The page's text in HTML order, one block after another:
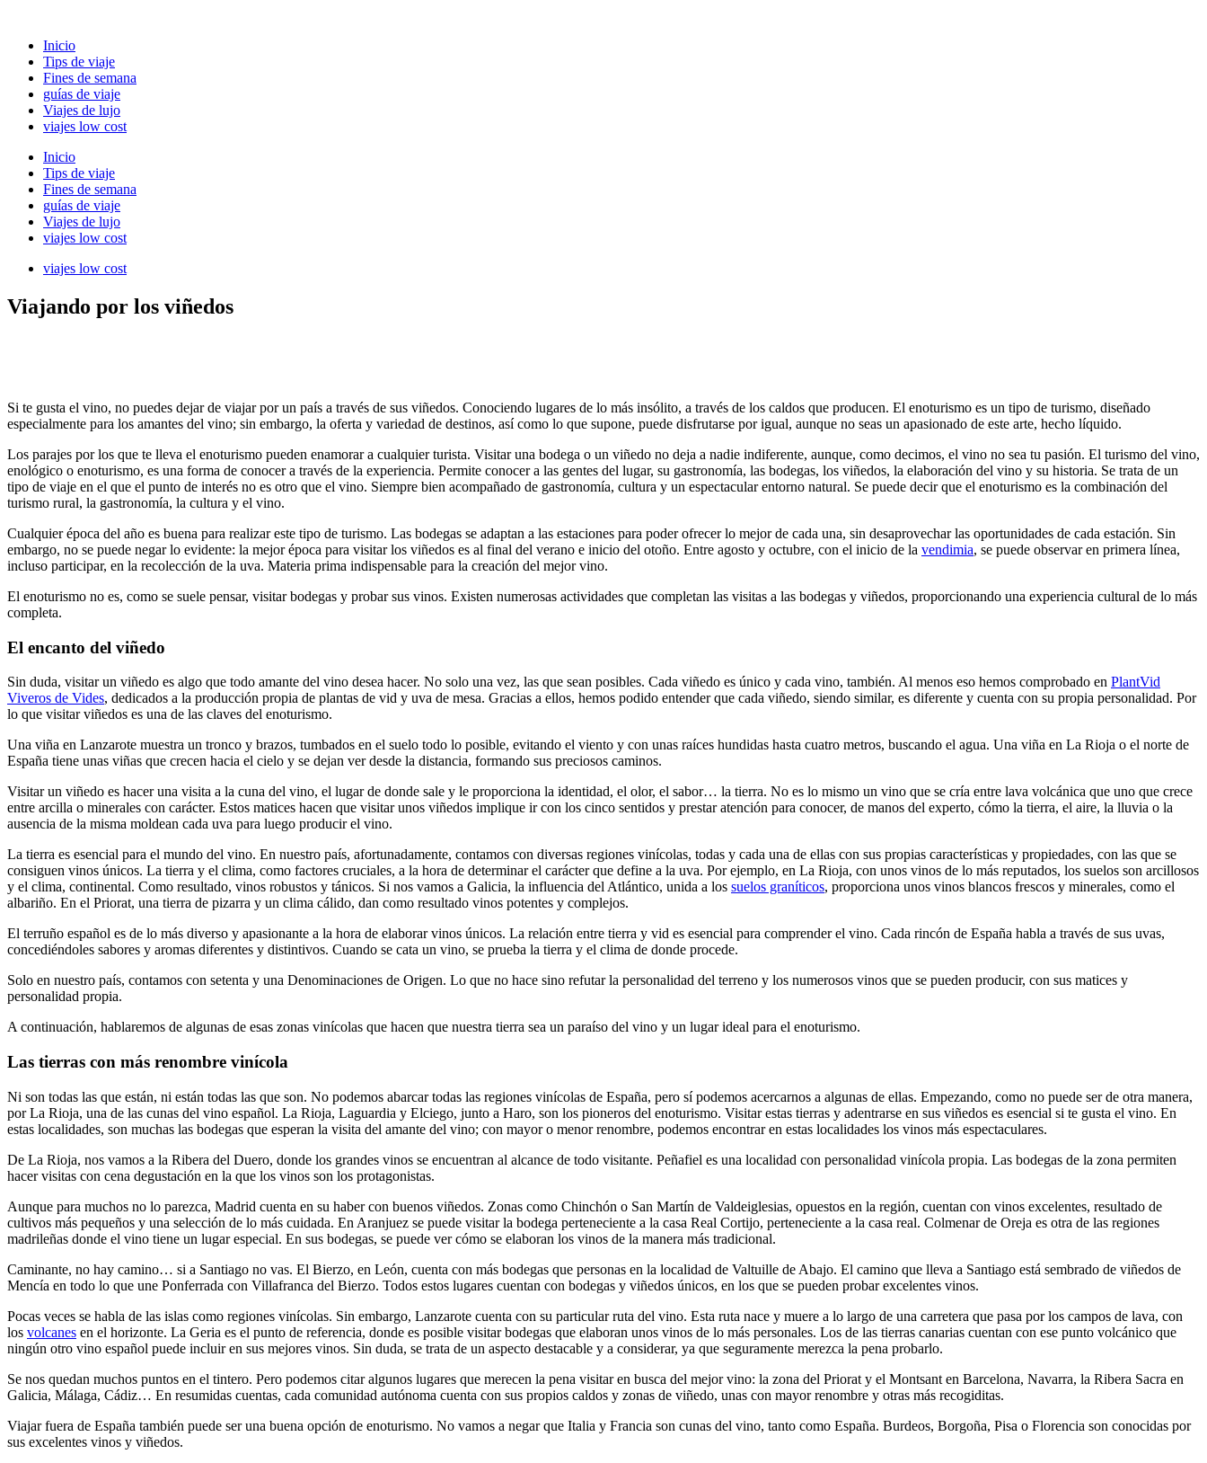
contenido
Inicio
Tips de viaje
Fines de semana
guías de viaje
Viajes de lujo
viajes low cost
Inicio
Tips de viaje
Fines de semana
guías de viaje
Viajes de lujo
viajes low cost
viajes low cost
Viajando por los viñedos
Si te gusta el vino, no puedes dejar de viajar por un país a través de sus viñedos. Conociendo lugares de lo más insólito, a través de los caldos que producen. El enoturismo es un tipo de turismo, diseñado
especialmente para los amantes del vino; sin embargo, la oferta y variedad de destinos, así como lo que supone, puede disfrutarse por igual, aunque no seas un apasionado de este arte, hecho líquido.
Los parajes por los que te lleva el enoturismo pueden enamorar a cualquier turista. Visitar una bodega o un viñedo no deja a nadie indiferente, aunque, como decimos, el vino no sea tu pasión. El turismo del vino,
enológico o enoturismo, es una forma de conocer a través de la experiencia. Permite conocer a las gentes del lugar, su gastronomía, las bodegas, los viñedos, la elaboración del vino y su historia. Se trata de un
tipo de viaje en el que el punto de interés no es otro que el vino. Siempre bien acompañado de gastronomía, cultura y un espectacular entorno natural. Se puede decir que el enoturismo es la combinación del
turismo rural, la gastronomía, la cultura y el vino.
Cualquier época del año es buena para realizar este tipo de turismo. Las bodegas se adaptan a las estaciones para poder ofrecer lo mejor de cada una, sin desaprovechar las oportunidades de cada estación. Sin
embargo, no se puede negar lo evidente: la mejor época para visitar los viñedos es al final del verano e inicio del otoño. Entre agosto y octubre, con el inicio de la vendimia, se puede observar en primera línea,
incluso participar, en la recolección de la uva. Materia prima indispensable para la creación del mejor vino.
El enoturismo no es, como se suele pensar, visitar bodegas y probar sus vinos. Existen numerosas actividades que completan las visitas a las bodegas y viñedos, proporcionando una experiencia cultural de lo más
completa.
El encanto del viñedo
Sin duda, visitar un viñedo es algo que todo amante del vino desea hacer. No solo una vez, las que sean posibles. Cada viñedo es único y cada vino, también. Al menos eso hemos comprobado en PlantVid
Viveros de Vides, dedicados a la producción propia de plantas de vid y uva de mesa. Gracias a ellos, hemos podido entender que cada viñedo, siendo similar, es diferente y cuenta con su propia personalidad. Por
lo que visitar viñedos es una de las claves del enoturismo.
Una viña en Lanzarote muestra un tronco y brazos, tumbados en el suelo todo lo posible, evitando el viento y con unas raíces hundidas hasta cuatro metros, buscando el agua. Una viña en La Rioja o el norte de
España tiene unas viñas que crecen hacia el cielo y se dejan ver desde la distancia, formando sus preciosos caminos.
Visitar un viñedo es hacer una visita a la cuna del vino, el lugar de donde sale y le proporciona la identidad, el olor, el sabor… la tierra. No es lo mismo un vino que se cría entre lava volcánica que uno que crece
entre arcilla o minerales con carácter. Estos matices hacen que visitar unos viñedos implique ir con los cinco sentidos y prestar atención para conocer, de manos del experto, cómo la tierra, el aire, la lluvia o la
ausencia de la misma moldean cada uva para luego producir el vino.
La tierra es esencial para el mundo del vino. En nuestro país, afortunadamente, contamos con diversas regiones vinícolas, todas y cada una de ellas con sus propias características y propiedades, con las que se
consiguen vinos únicos. La tierra y el clima, como factores cruciales, a la hora de determinar el carácter que define a la uva. Por ejemplo, en La Rioja, con unos vinos de lo más reputados, los suelos son arcillosos
y el clima, continental. Como resultado, vinos robustos y tánicos. Si nos vamos a Galicia, la influencia del Atlántico, unida a los suelos graníticos, proporciona unos vinos blancos frescos y minerales, como el
albariño. En el Priorat, una tierra de pizarra y un clima cálido, dan como resultado vinos potentes y complejos.
El terruño español es de lo más diverso y apasionante a la hora de elaborar vinos únicos. La relación entre tierra y vid es esencial para comprender el vino. Cada rincón de España habla a través de sus uvas,
concediéndoles sabores y aromas diferentes y distintivos. Cuando se cata un vino, se prueba la tierra y el clima de donde procede.
Solo en nuestro país, contamos con setenta y una Denominaciones de Origen. Lo que no hace sino refutar la personalidad del terreno y los numerosos vinos que se pueden producir, con sus matices y
personalidad propia.
A continuación, hablaremos de algunas de esas zonas vinícolas que hacen que nuestra tierra sea un paraíso del vino y un lugar ideal para el enoturismo.
Las tierras con más renombre vinícola
Ni son todas las que están, ni están todas las que son. No podemos abarcar todas las regiones vinícolas de España, pero sí podemos acercarnos a algunas de ellas. Empezando, como no puede ser de otra manera,
por La Rioja, una de las cunas del vino español. La Rioja, Laguardia y Elciego, junto a Haro, son los pioneros del enoturismo. Visitar estas tierras y adentrarse en sus viñedos es esencial si te gusta el vino. En
estas localidades, son muchas las bodegas que esperan la visita del amante del vino; con mayor o menor renombre, podemos encontrar en estas localidades los vinos más espectaculares.
De La Rioja, nos vamos a la Ribera del Duero, donde los grandes vinos se encuentran al alcance de todo visitante. Peñafiel es una localidad con personalidad vinícola propia. Las bodegas de la zona permiten
hacer visitas con cena degustación en la que los vinos son los protagonistas.
Aunque para muchos no lo parezca, Madrid cuenta en su haber con buenos viñedos. Zonas como Chinchón o San Martín de Valdeiglesias, opuestos en la región, cuentan con vinos excelentes, resultado de
cultivos más pequeños y una selección de lo más cuidada. En Aranjuez se puede visitar la bodega perteneciente a la casa Real Cortijo, perteneciente a la casa real. Colmenar de Oreja es otra de las regiones
madrileñas donde el vino tiene un lugar especial. En sus bodegas, se puede ver cómo se elaboran los vinos de la manera más tradicional.
Caminante, no hay camino… si a Santiago no vas. El Bierzo, en León, cuenta con más bodegas que personas en la localidad de Valtuille de Abajo. El camino que lleva a Santiago está sembrado de viñedos de
Mencía en todo lo que une Ponferrada con Villafranca del Bierzo. Todos estos lugares cuentan con bodegas y viñedos únicos, en los que se pueden probar excelentes vinos.
Pocas veces se habla de las islas como regiones vinícolas. Sin embargo, Lanzarote cuenta con su particular ruta del vino. Esta ruta nace y muere a lo largo de una carretera que pasa por los campos de lava, con
los volcanes en el horizonte. La Geria es el punto de referencia, donde es posible visitar bodegas que elaboran unos vinos de lo más personales. Los de las tierras canarias cuentan con ese punto volcánico que
ningún otro vino español puede incluir en sus mejores vinos. Sin duda, se trata de un aspecto destacable y a considerar, ya que seguramente merezca la pena probarlo.
Se nos quedan muchos puntos en el tintero. Pero podemos citar algunos lugares que merecen la pena visitar en busca del mejor vino: la zona del Priorat y el Montsant en Barcelona, Navarra, la Ribera Sacra en
Galicia, Málaga, Cádiz… En resumidas cuentas, cada comunidad autónoma cuenta con sus propios caldos y zonas de viñedo, unas con mayor renombre y otras más recogiditas.
Viajar fuera de España también puede ser una buena opción de enoturismo. No vamos a negar que Italia y Francia son cunas del vino, tanto como España. Burdeos, Borgoña, Pisa o Florencia son conocidas por
sus excelentes vinos y viñedos.